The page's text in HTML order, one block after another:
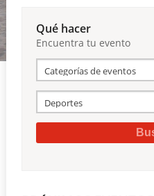
Reservas
Qué hacer
Encuentra tu evento